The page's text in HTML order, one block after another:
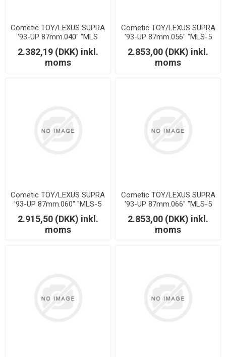
Cometic TOY/LEXUS SUPRA
'93-UP 87mm.040" "MLS
2JZ MOTOR"
2.382,19 (DKK) inkl.
moms
Cometic TOY/LEXUS SUPRA
'93-UP 87mm.056" "MLS-5
2JZ MOTOR"
2.853,00 (DKK) inkl.
moms
Cometic TOY/LEXUS SUPRA
'93-UP 87mm.060" "MLS-5
2JZ MOTOR"
2.915,50 (DKK) inkl.
moms
Cometic TOY/LEXUS SUPRA
'93-UP 87mm.066" "MLS-5
2JZ MOTOR"
2.853,00 (DKK) inkl.
moms